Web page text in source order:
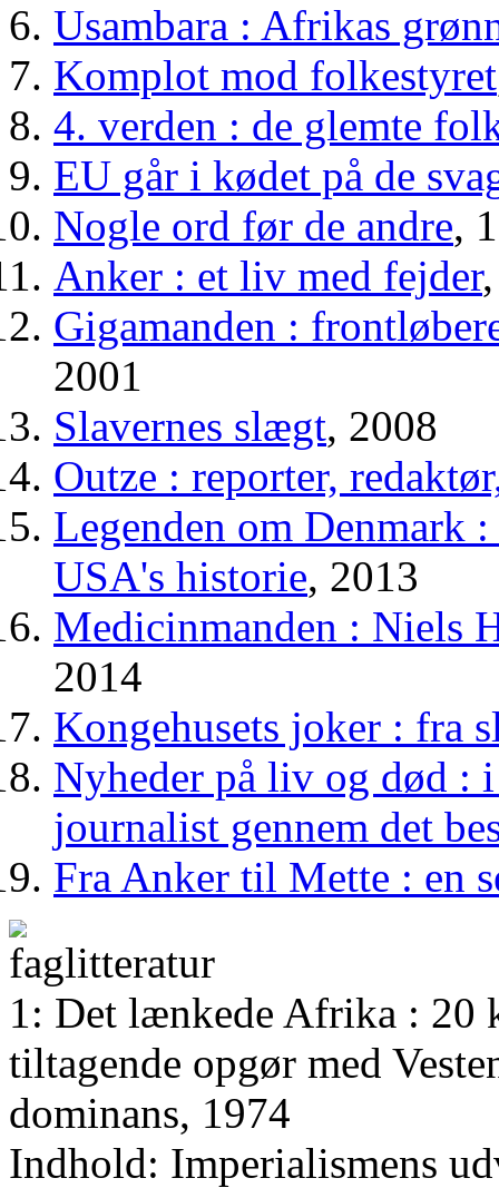
Usambara : Afrikas
Komplot mod folkestyret
4. verden : de glemte
EU går i kødet på de
Nogle ord før de andre,
Anker : et liv med fejder
Gigamanden :
2001
Slavernes slægt, 2008
Outze : reporter,
Legenden om Denmark
USA's historie, 2013
Medicinmanden : Niels
2014
Kongehusets joker : fra
Nyheder på liv og død :
journalist gennem det
Fra Anker til Mette : en
1: Det lænkede Afrika : 20
tiltagende opgør med
dominans, 1974
Indhold: Imperialismens